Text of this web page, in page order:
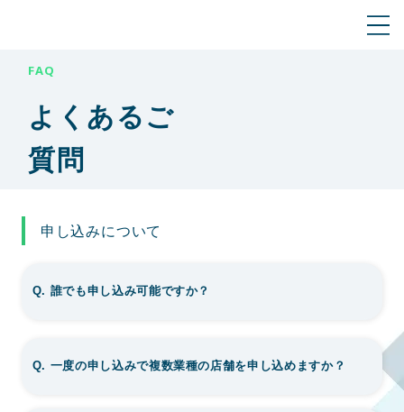
FAQ
よくあるご
質問
申し込みについて
Q. 誰でも申し込み可能ですか？
Q. 一度の申し込みで複数業種の店舗を申し込めますか？